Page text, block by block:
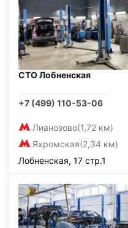
СТО Лобненская
+7 (499) 110-53-06
Лианозово(1,72 км)
Яхромская(2,34 км)
Лобненская, 17 стр.1